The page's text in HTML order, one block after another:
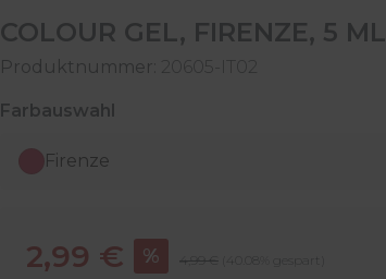
COLOUR GEL, FIRENZE, 5 ML
Produktnummer: 20605-IT02
Farbauswahl
Firenze
Verkaufspreis:
2,99 € % Regulärer Preis:
4,99 € (40.08% gespart)